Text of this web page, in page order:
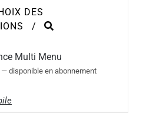
DES
CE
PLUSIEURS
VARIATIONS.
LES
/
Multi Menu
:
—disponible en abonnement